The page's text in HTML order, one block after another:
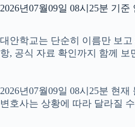
2026년07월09일 08시25분 기
대안학교는 단순히 이름만 보
항, 공식 자료 확인까지 함께
2026년07월09일 08시25분 현
변호사는 상황에 따라 달라질